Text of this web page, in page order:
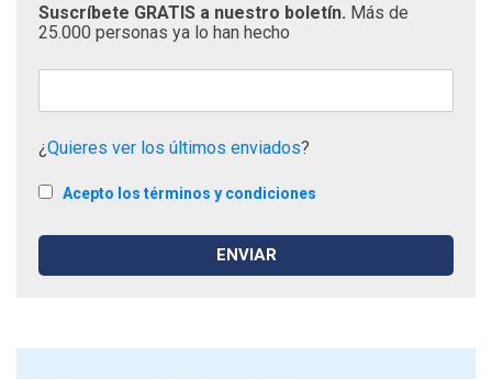
Suscríbete GRATIS a nuestro boletín. Más de
25.000 personas ya lo han hecho
¿Quieres ver los últimos enviados?
Acepto los términos y condiciones